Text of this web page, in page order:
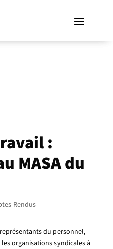
:
MASA du
Rendus
du personnel,
organisations syndicales à